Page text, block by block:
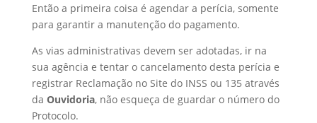
Então a primeira coisa é agendar a perícia, somente
para garantir a manutenção do pagamento.
As vias administrativas devem ser adotadas, ir na
sua agência e tentar o cancelamento desta perícia e
registrar Reclamação no Site do INSS ou 135 através
da Ouvidoria, não esqueça de guardar o número do
Protocolo.